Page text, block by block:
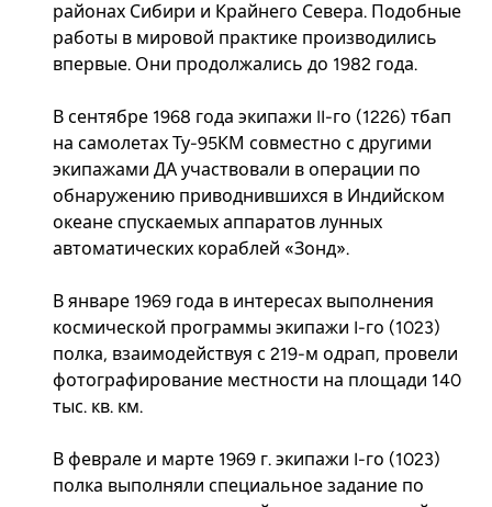
районах Сибири и Крайнего Севера. Подобные
работы в мировой практике производились
впервые. Они продолжались до 1982 года.
В сентябре 1968 года экипажи II-го (1226) тбап
на самолетах Ту-95КМ совместно с другими
экипажами ДА участвовали в операции по
обнаружению приводнившихся в Индийском
океане спускаемых аппаратов лунных
автоматических кораблей «Зонд».
В январе 1969 года в интересах выполнения
космической программы экипажи I-го (1023)
полка, взаимодействуя с 219-м одрап, провели
фотографирование местности на площади 140
тыс. кв. км.
В феврале и марте 1969 г. экипажи I-го (1023)
полка выполняли специальное задание по